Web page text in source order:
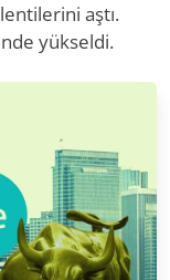
aştı.
yükseldi.